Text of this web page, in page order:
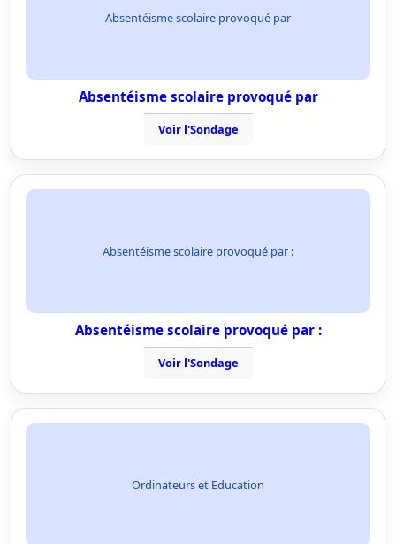
Absentéisme scolaire provoqué par
Absentéisme scolaire provoqué par
Voir l'Sondage
Absentéisme scolaire provoqué par :
Absentéisme scolaire provoqué par :
Voir l'Sondage
Ordinateurs et Education